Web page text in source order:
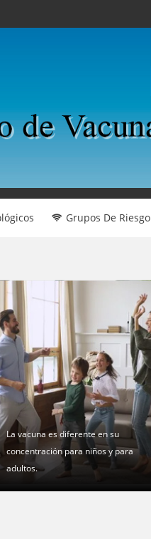
Grupos De Riesgo
La vacuna es diferente en su
concentración para niños y para
adultos.